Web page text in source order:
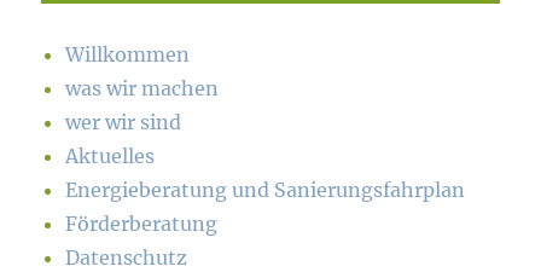
Willkommen
was wir machen
wer wir sind
Aktuelles
Energieberatung und Sanierungsfahrplan
Förderberatung
Datenschutz